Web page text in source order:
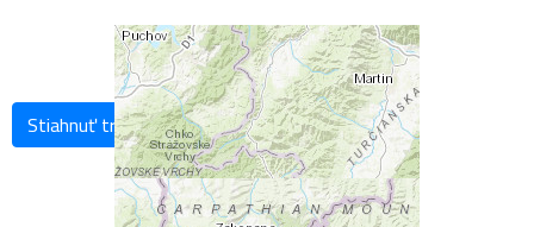
Stiahnuť trasu